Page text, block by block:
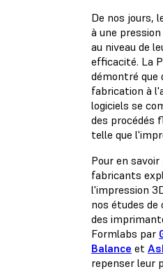
De nos jours,
à une
au niveau de
efficacité. La
démontré que
fabrication à
logiciels se
des procédés
telle que
Pour en
fabricants
l'impression
nos études
des
Formlabs par
Balance et
repenser leur